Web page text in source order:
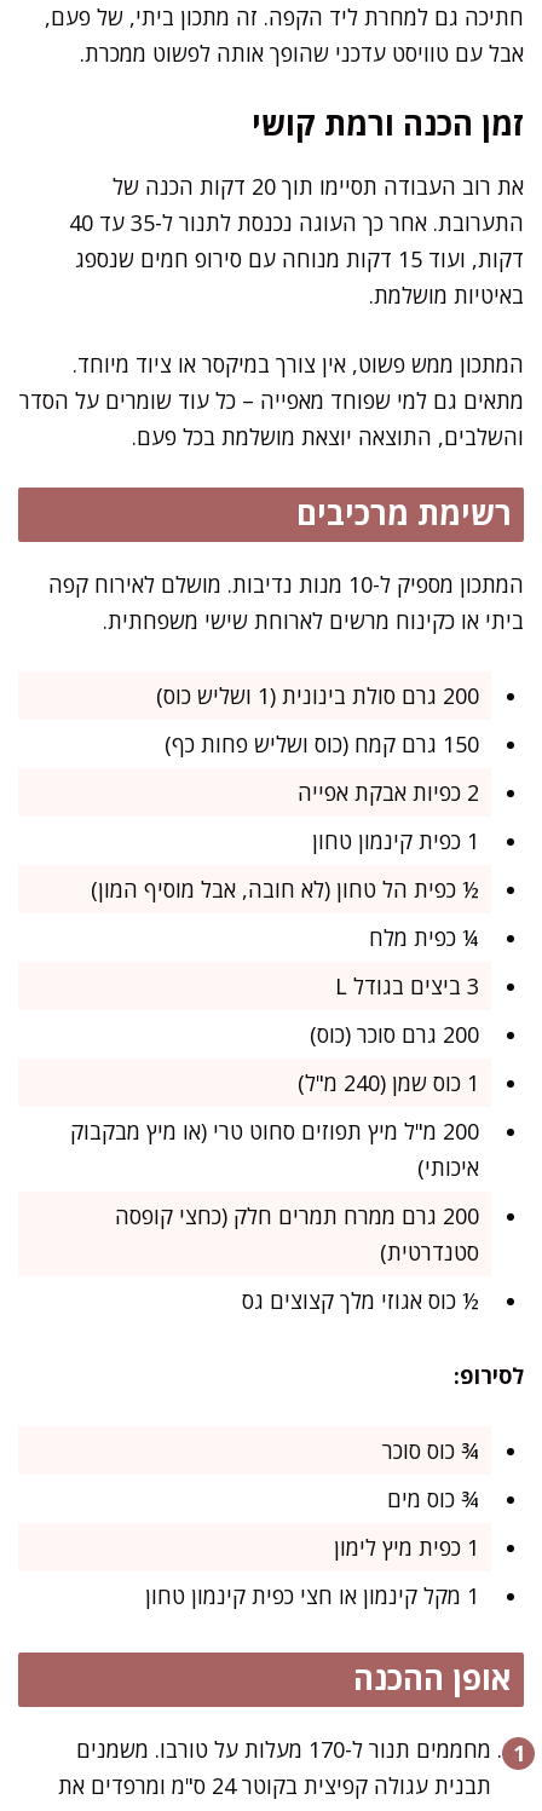
חתיכה גם למחרת ליד הקפה. זה מתכון ביתי, של פעם,
אבל עם טוויסט עדכני שהופך אותה לפשוט ממכרת.
זמן הכנה ורמת קושי
את רוב העבודה תסיימו תוך 20 דקות הכנה של
התערובת. אחר כך העוגה נכנסת לתנור ל-35 עד 40
דקות, ועוד 15 דקות מנוחה עם סירופ חמים שנספג
באיטיות מושלמת.
המתכון ממש פשוט, אין צורך במיקסר או ציוד מיוחד.
מתאים גם למי שפוחד מאפייה – כל עוד שומרים על הסדר
והשלבים, התוצאה יוצאת מושלמת בכל פעם.
רשימת מרכיבים
המתכון מספיק ל-10 מנות נדיבות. מושלם לאירוח קפה
ביתי או כקינוח מרשים לארוחת שישי משפחתית.
200 גרם סולת בינונית (1 ושליש כוס)
150 גרם קמח (כוס ושליש פחות כף)
2 כפיות אבקת אפייה
1 כפית קינמון טחון
½ כפית הל טחון (לא חובה, אבל מוסיף המון)
¼ כפית מלח
3 ביצים בגודל L
200 גרם סוכר (כוס)
1 כוס שמן (240 מ"ל)
200 מ"ל מיץ תפוזים סחוט טרי (או מיץ מבקבוק
איכותי)
200 גרם ממרח תמרים חלק (כחצי קופסה
סטנדרטית)
½ כוס אגוזי מלך קצוצים גס
לסירופ:
¾ כוס סוכר
¾ כוס מים
1 כפית מיץ לימון
1 מקל קינמון או חצי כפית קינמון טחון
אופן ההכנה
מחממים תנור ל-170 מעלות על טורבו. משמנים
תבנית עגולה קפיצית בקוטר 24 ס"מ ומרפדים את